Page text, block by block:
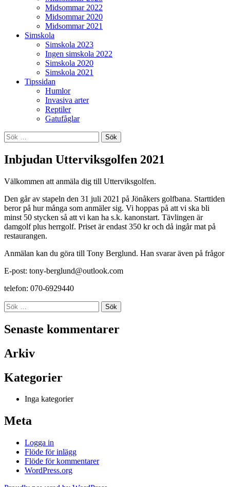
Midsommar 2022
Midsommar 2020
Midsommar 2021
Simskola
Simskola 2023
Ingen simskola 2022
Simskola 2020
Simskola 2021
Tipssidan
Humlor
Invasiva arter
Reptiler
Gatufåglar
Sök
efter:
Inbjudan Utterviksgolfen 2021
Välkommen att anmäla dig till Utterviksgolfen.
Den går av stapeln den 31 juli 2021 på Jönåkers golfbana. Starttiden
beror på hur många som anmäler sig. Vi hoppas på att vi ska bli
minst 50 stycken så att vi kan ha s.k. kanonstart. Tävlingen är
damgolf plus herrgolf. Priset är endast 350 kr och då ingår mat på
restaurangen.
Anmälan kan du göra till Tony Berglund. Han svarar även på frågor
E-post: tony-berglund@outlook.com
telefon: 070-6929440
Sök
efter:
Senaste kommentarer
Arkiv
Kategorier
Inga kategorier
Meta
Logga in
Flöde för inlägg
Flöde för kommentarer
WordPress.org